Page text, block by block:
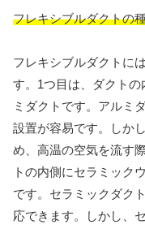
フレキシブルダクトの
フレキシブルダクトに
す。1つ目は、ダクト
ミダクトです。アルミ
設置が容易です。しか
め、高温の空気を流す
トの内側にセラミック
です。セラミックダク
応できます。しかし、